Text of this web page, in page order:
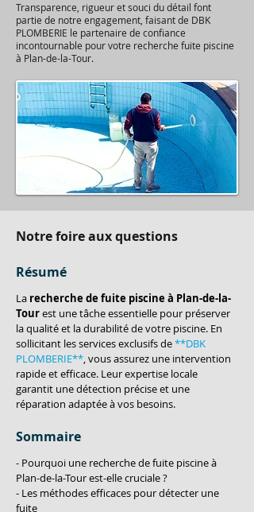
Transparence, rigueur et souci du détail font
partie de notre engagement, faisant de DBK
PLOMBERIE le partenaire de confiance
incontournable pour votre recherche fuite piscine
à Plan-de-la-Tour.
Notre foire aux questions
Résumé
La recherche de fuite piscine à Plan-de-la-
Tour est une tâche essentielle pour préserver
la qualité et la durabilité de votre piscine. En
sollicitant les services exclusifs de **DBK
PLOMBERIE**, vous assurez une intervention
rapide et efficace. Leur expertise locale
garantit une détection précise et une
réparation adaptée à vos besoins.
Sommaire
- Pourquoi une recherche de fuite piscine à
Plan-de-la-Tour est-elle cruciale ?
- Les méthodes efficaces pour détecter une
fuite